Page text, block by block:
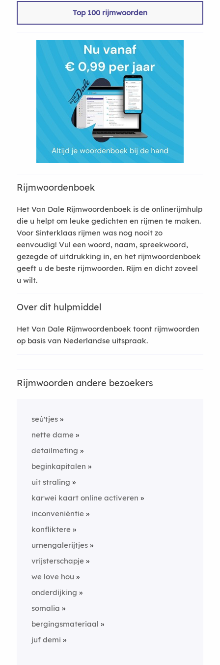
Top 100 rijmwoorden
Rijmwoordenboek
Het Van Dale Rijmwoordenboek is de onlinerijmhulp
die u helpt om leuke gedichten en rijmen te maken.
Voor Sinterklaas rijmen was nog nooit zo
eenvoudig! Vul een woord, naam, spreekwoord,
gezegde of uitdrukking in, en het rijmwoordenboek
geeft u de beste rijmwoorden. Rijm en dicht zoveel
u wilt.
Over dit hulpmiddel
Het Van Dale Rijmwoordenboek toont rijmwoorden
op basis van Nederlandse uitspraak.
Rijmwoorden andere bezoekers
seú'tjes
nette dame
detailmeting
beginkapitalen
uit straling
karwei kaart online activeren
inconveniëntie
konfliktere
urnengalerijtjes
vrijsterschapje
we love hou
onderdijking
somalia
bergingsmateriaal
juf demi